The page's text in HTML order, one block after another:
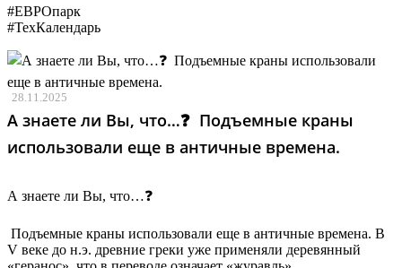
#ЕВРОпарк
#ТехКалендарь
28.11.2025
А знаете ли Вы, что…❓ ️ Подъемные краны
использовали еще в античные времена.
А знаете ли Вы, что…❓
️ Подъемные краны использовали еще в античные времена. В
V веке до н.э. древние греки уже применяли деревянный